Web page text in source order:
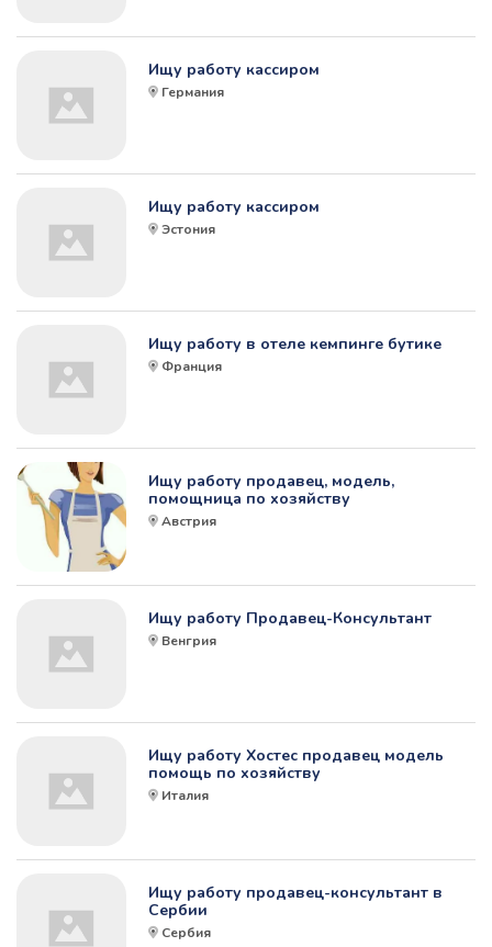
Ищу работу кассиром
Германия
Ищу работу кассиром
Эстония
Ищу работу в отеле кемпинге бутике
Франция
Ищу работу продавец, модель,
помощница по хозяйству
Австрия
Ищу работу Продавец-Консультант
Венгрия
Ищу работу Хостес продавец модель
помощь по хозяйству
Италия
Ищу работу продавец-консультант в
Сербии
Сербия